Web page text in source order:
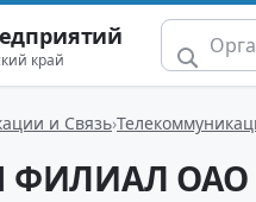
край
и Связь
ФИЛИАЛ ОАО